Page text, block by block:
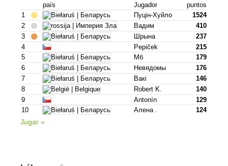
país Jugador
puntos
1
Пуцін-Хуйло
1524
2
Вадим
410
3
Шрына
237
4
Pepiček
215
5
Мб
179
6
Невядомы
176
7
Вакі
146
8
Robert K.
140
9
Antonín
129
10
Алена . 124
Jugar »